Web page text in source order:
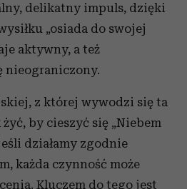
delikatny impuls, dzięki
„osiada do swojej
aktywny, a też
nieograniczony.
z której wywodzi się ta
by cieszyć się „Niebem
działamy zgodnie
każda czynność może
Kluczem do tego jest